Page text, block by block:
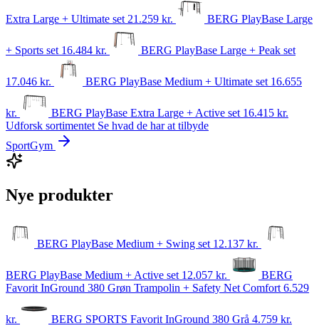
Extra Large + Ultimate set 21.259 kr. BERG PlayBase Large
+ Sports set 16.484 kr. BERG PlayBase Large + Peak set
17.046 kr. BERG PlayBase Medium + Ultimate set 16.655
kr. BERG PlayBase Extra Large + Active set 16.415 kr.
Udforsk sortimentet Se hvad de har at tilbyde
SportGym
Nye produkter
BERG PlayBase Medium + Swing set 12.137 kr.
BERG PlayBase Medium + Active set 12.057 kr.
BERG
Favorit InGround 380 Grøn Trampolin + Safety Net Comfort 6.529
kr. BERG SPORTS Favorit InGround 380 Grå 4.759 kr.